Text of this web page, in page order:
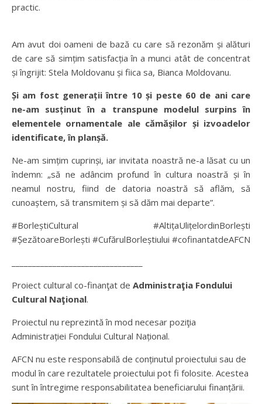
practic.
Am avut doi oameni de bază cu care să rezonăm și alături
de care să simțim satisfacția în a munci atât de concentrat
și îngrijit: Stela Moldovanu și fiica sa, Bianca Moldovanu.
Și am fost generații între 10 și peste 60 de ani care
ne-am susținut în a transpune modelul surpins în
elementele ornamentale ale cămășilor și izvoadelor
identificate, în planșă.
Ne-am simțim cuprinși, iar invitata noastră ne-a lăsat cu un
îndemn: „să ne adâncim profund în cultura noastră și în
neamul nostru, fiind de datoria noastră să aflăm, să
cunoaștem, să transmitem și să dăm mai departe”.
#BorleștiCultural #AltițaUlițelordinBorlești
#ȘezătoareBorlești #CufărulBorleștiului #cofinantatdeAFCN
Proiect cultural co-finanţat de Administraţia Fondului
Cultural Naţional.
Proiectul nu reprezintă în mod necesar poziţia
Administrației Fondului Cultural Național.
AFCN nu este responsabilă de conținutul proiectului sau de
modul în care rezultatele proiectului pot fi folosite. Acestea
sunt în întregime responsabilitatea beneficiarului finanțării.